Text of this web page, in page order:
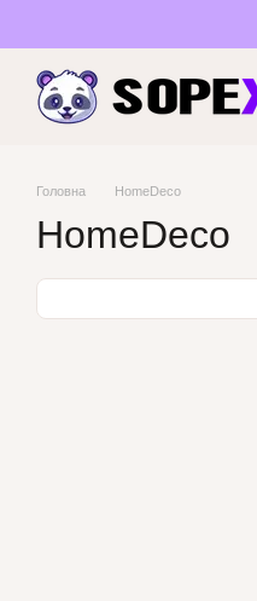
Головна HomeDeco
HomeDeco